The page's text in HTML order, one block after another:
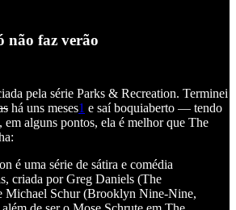
não faz verão
pela série Parks & Recreation. Terminei
há uns meses1 e saí boquiaberto — tendo
em alguns pontos, ela é melhor que The
é uma série de sátira e comédia
criada por Greg Daniels (The
Michael Schur (Brooklyn Nine-Nine,